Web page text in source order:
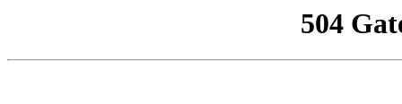
504